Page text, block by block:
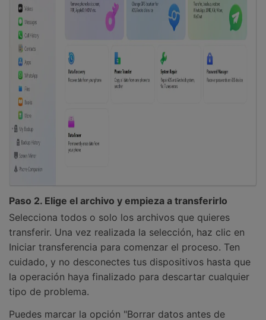
Paso 2. Elige el archivo y empieza a transferirlo
Selecciona todos o solo los archivos que quieres
transferir. Una vez realizada la selección, haz clic en
Iniciar transferencia para comenzar el proceso. Ten
cuidado, y no desconectes tus dispositivos hasta que
la operación haya finalizado para descartar cualquier
tipo de problema.
Puedes marcar la opción "Borrar datos antes de